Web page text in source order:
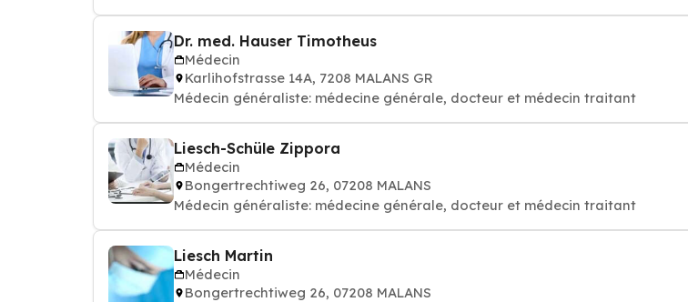
Dr. med. Hauser Timotheus
Médecin
Karlihofstrasse 14A, 7208 MALANS GR
Médecin généraliste: médecine générale, docteur et médecin traitant
Liesch-Schüle Zippora
Médecin
Bongertrechtiweg 26, 07208 MALANS
Médecin généraliste: médecine générale, docteur et médecin traitant
Liesch Martin
Médecin
Bongertrechtiweg 26, 07208 MALANS